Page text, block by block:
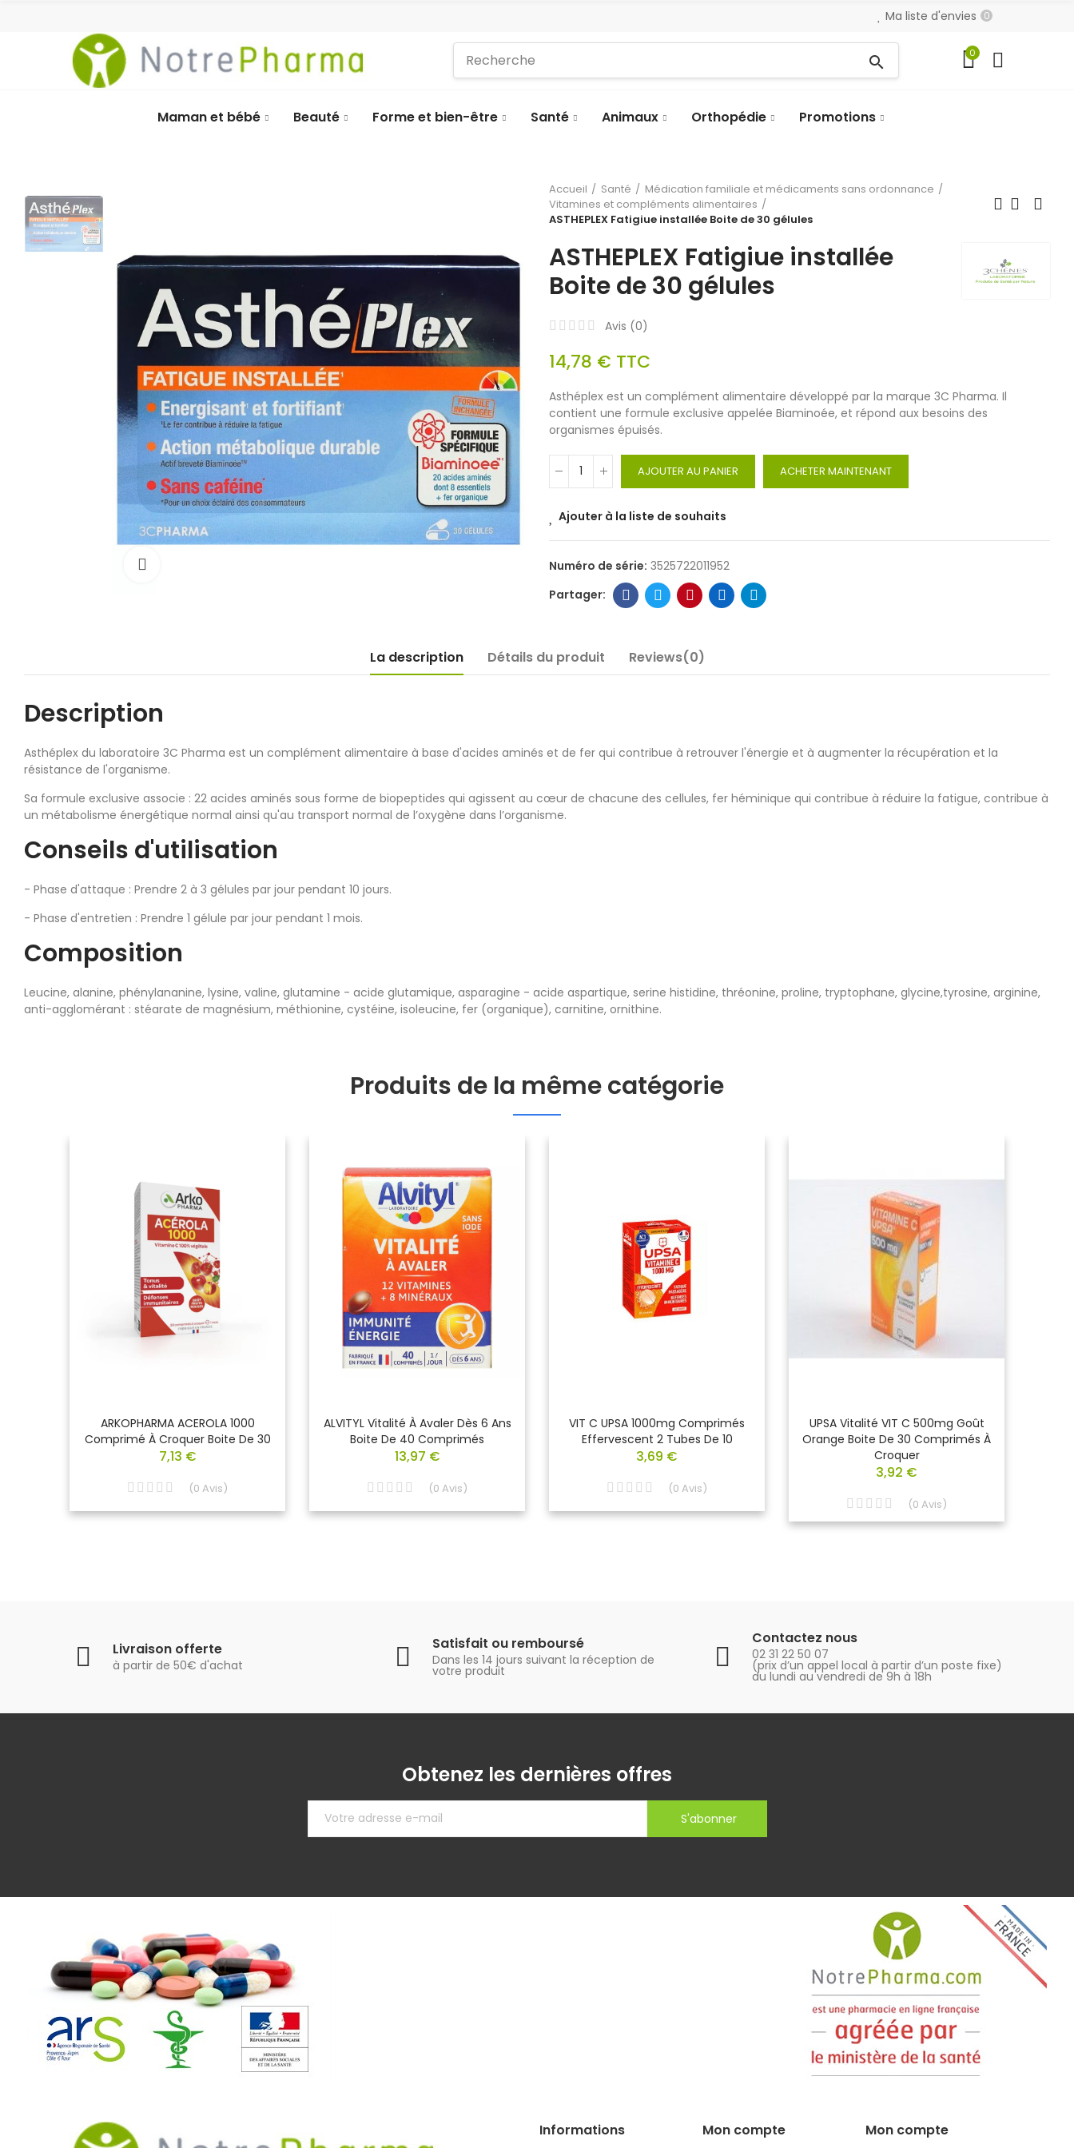
Ma liste d'envies 0
search 0
Maman et bébé Beauté Forme et bien-être Santé Animaux Orthopédie Promotions
Accueil Santé
Médication familiale et médicaments sans ordonnance
Vitamines et compléments alimentaires
ASTHEPLEX Fatigiue installée Boite de 30 gélules
ASTHEPLEX Fatigiue installée
Boite de 30 gélules
Avis (0)
14,78 € TTC
Asthéplex est un complément alimentaire développé par la marque 3C Pharma. Il
contient une formule exclusive appelée Biaminoée, et répond aux besoins des
organismes épuisés.
AJOUTER AU PANIER ACHETER MAINTENANT
Ajouter à la liste de souhaits
Numéro de série: 3525722011952
La description Détails du produit Reviews(0)
Description
Asthéplex du laboratoire 3C Pharma est un complément alimentaire à base d'acides aminés et de fer qui contribue à retrouver l'énergie et à augmenter la récupération et la
résistance de l'organisme.
Sa formule exclusive associe : 22 acides aminés sous forme de biopeptides qui agissent au cœur de chacune des cellules, fer héminique qui contribue à réduire la fatigue, contribue à
un métabolisme énergétique normal ainsi qu'au transport normal de l’oxygène dans l’organisme.
Conseils d'utilisation
- Phase d'attaque : Prendre 2 à 3 gélules par jour pendant 10 jours.
- Phase d'entretien : Prendre 1 gélule par jour pendant 1 mois.
Composition
Leucine, alanine, phénylananine, lysine, valine, glutamine - acide glutamique, asparagine - acide aspartique, serine histidine, thréonine, proline, tryptophane, glycine,tyrosine, arginine,
anti-agglomérant : stéarate de magnésium, méthionine, cystéine, isoleucine, fer (organique), carnitine, ornithine.
Produits de la même catégorie
ARKOPHARMA ACEROLA 1000
Comprimé À Croquer Boite De 30
7,13 €
(0 Avis)
ALVITYL Vitalité À Avaler Dès 6 Ans
Boite De 40 Comprimés
13,97 €
(0 Avis)
VIT C UPSA 1000mg Comprimés
Effervescent 2 Tubes De 10
3,69 €
(0 Avis)
UPSA Vitalité VIT C 500mg Goût
Orange Boite De 30 Comprimés À
Croquer
3,92 €
(0 Avis)
Livraison offerte
à partir de 50€ d'achat
Satisfait ou remboursé
Dans les 14 jours suivant la réception de
votre produit
Contactez nous
02 31 22 50 07
(prix d’un appel local à partir d’un poste fixe)
du lundi au vendredi de 9h à 18h
Obtenez les dernières offres
S'abonner
Informations Mon compte Mon compte